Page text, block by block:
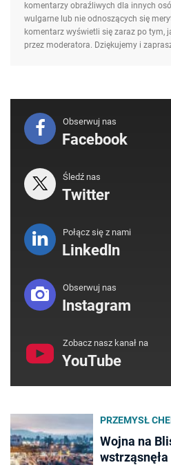
komentarzy obraźliwych dla innych
wulgarne lub nie odnoszących się
komentarz wyświetli się zaraz po tym,
przez moderatora. Dziękujemy i
Obserwuj nas
Facebook
Śledź nas
Twitter
Połącz się z nami
LinkedIn
Obserwuj nas
Instagram
Zobacz nasz kanał na
YouTube
PRZEMYSŁ
Wojna na